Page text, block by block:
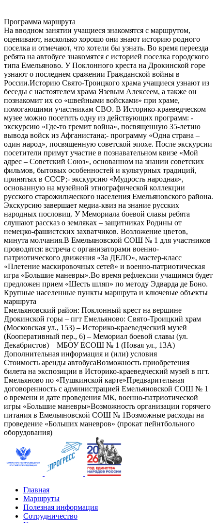
Программа маршрута
На вводном занятии учащиеся знакомятся с маршрутом,
оценивают, насколько хорошо они знают историю родного
поселка и отмечают, что хотели бы узнать. Во время переезда
ребята на автобусе знакомятся с историей поселка городского
типа Емельяново. У Поклонного креста на Дрокинской горе
узнают о последнем сражении Гражданской войны в
России.Историю Свято-Троицкого храма учащиеся узнают из
беседы с настоятелем храма Язевым Алексеем, а также он
познакомит их со «швейными войсками» при храме,
помогающими участникам СВО. В Историко-краеведческом
музее можно посетить одну из действующих программ: -
экскурсию «Где-то гремит война», посвященную 35-летию
вывода войск из Афганистана;- программу «Одна страна –
один народ», посвященную советской эпохе. После экскурсии
посетители примут участие в познавательном квизе «Мой
адрес – Советский Союз», основанном на знании советских
фильмов, бытовых особенностей и культурных традиций,
принятых в СССР;- экскурсию «Мудрость народная»,
основанную на музейной этнографической коллекции
русского старожильческого населения Емельяновского района.
Экскурсию завершает медиа-квиз на знание русских
народных пословиц. У Мемориала боевой славы ребята
слушают рассказ о земляках – защитниках Родины от
немецко-фашистских захватчиков. Возложение цветов,
минута молчания.В Емельяновской СОШ № 1 для участников
проводятся: встреча с организаторами военно-
патриотического движения «За ДЕЛО», мастер-класс
«Плетение маскировочных сетей» и военно-патриотическая
игра «Большие маневры».Во время рефлексии учащимся будет
предложен прием «Шесть шляп» по методу Эдварда де Боно.
Крупные населенные пункты маршрута и ключевые объекты
маршрута
Емельяновский район: Поклонный крест на вершине
Дрокинской горы – пгт Емельяново: Свято-Троицкий храм
(Московская ул., 153) – Историко-краеведческий музей
(Кооперативный пер., 6) – Мемориал боевой славы (ул.
Декабристов) – МБОУ ЕСОШ № 1 (Новая ул., 13А)
Дополнительная информация и (или) условия
Стоимость аренды автобусаВозможность приобретения
билета на экспозиции в Историко-краеведческий музей в пгт.
Емельяново по «Пушкинской карте»Предварительная
договоренность с администрацией Емельяновской СОШ № 1
о времени и дате проведения МК, военно-патриотической
игры «Большие маневры»Возможность организации горячего
питания в Емельяновской СОШ № 1Возможные расходы на
проведение «Больших маневров» (прокат пейнтбольного
оборудования)
Главная
Маршруты
Полезная информация
Сотрудничество